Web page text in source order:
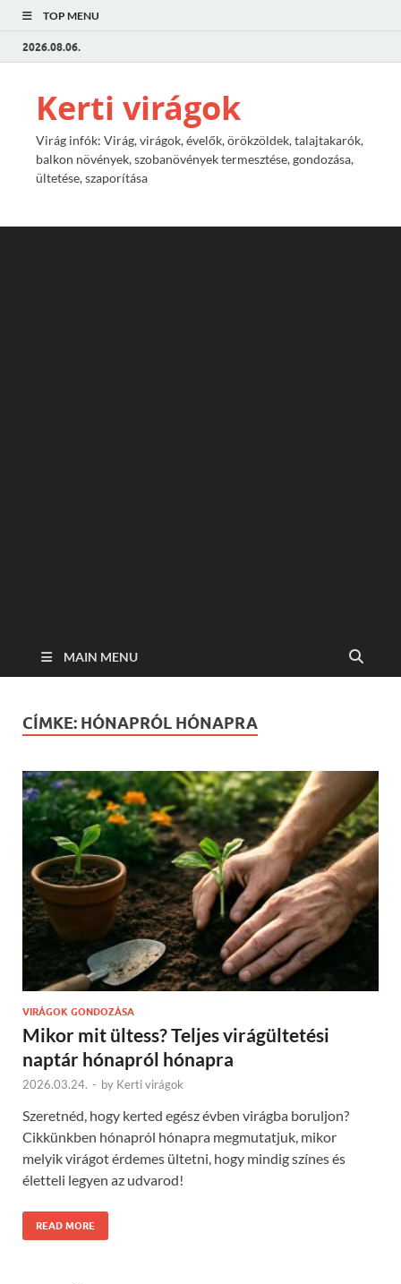
TOP MENU
2026.08.06.
Kerti virágok
Virág infók: Virág, virágok, évelők, örökzöldek, talajtakarók,
balkon növények, szobanövények termesztése, gondozása,
ültetése, szaporítása
MAIN MENU
CÍMKE: HÓNAPRÓL HÓNAPRA
VIRÁGOK GONDOZÁSA
Mikor mit ültess? Teljes virágültetési
naptár hónapról hónapra
2026.03.24. - by Kerti virágok
Szeretnéd, hogy kerted egész évben virágba boruljon?
Cikkünkben hónapról hónapra megmutatjuk, mikor
melyik virágot érdemes ültetni, hogy mindig színes és
életteli legyen az udvarod!
READ MORE